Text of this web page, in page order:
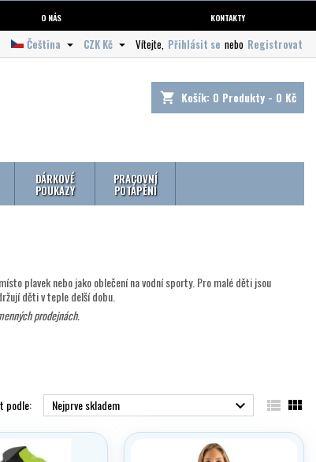
O NÁS KONTAKTY
Vítejte, Přihlásit se nebo Registrovat
CZK Kč 
Čeština 
shopping_cart Košík: 0 Produkty - 0 Kč
DÁRKOVÉ
POUKAZY
PRACOVNÍ
POTÁPĚNÍ
plavek nebo jako oblečení na vodní sporty. Pro malé děti jsou
děti v teple delší dobu.
prodejnách.
podle: Nejprve skladem   